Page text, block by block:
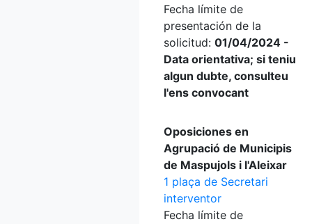
Fecha límite de
presentación de la
solicitud: 01/04/2024 -
Data orientativa; si teniu
algun dubte, consulteu
l'ens convocant
Oposiciones en
Agrupació de Municipis
de Maspujols i l'Aleixar
1 plaça de Secretari
interventor
Fecha límite de